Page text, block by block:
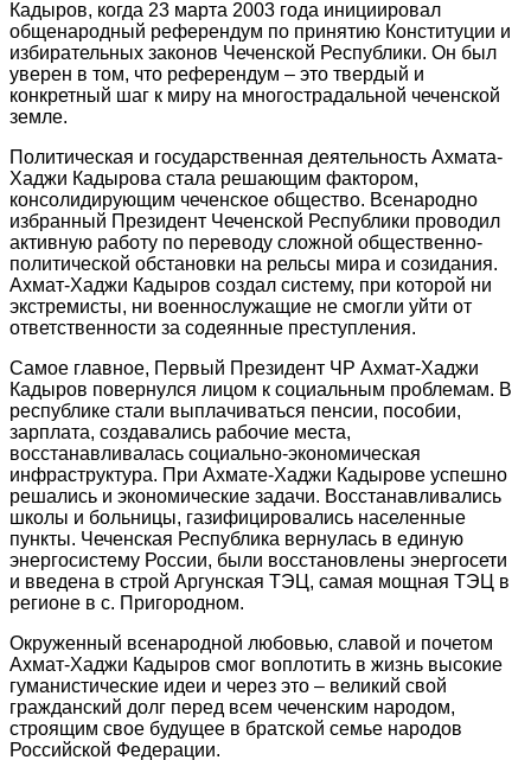
Кадыров, когда 23 марта 2003 года инициировал
общенародный референдум по принятию Конституции и
избирательных законов Чеченской Республики. Он был
уверен в том, что референдум – это твердый и
конкретный шаг к миру на многострадальной чеченской
земле.
Политическая и государственная деятельность Ахмата-
Хаджи Кадырова стала решающим фактором,
консолидирующим чеченское общество. Всенародно
избранный Президент Чеченской Республики проводил
активную работу по переводу сложной общественно-
политической обстановки на рельсы мира и созидания.
Ахмат-Хаджи Кадыров создал систему, при которой ни
экстремисты, ни военнослужащие не смогли уйти от
ответственности за содеянные преступления.
Самое главное, Первый Президент ЧР Ахмат-Хаджи
Кадыров повернулся лицом к социальным проблемам. В
республике стали выплачиваться пенсии, пособии,
зарплата, создавались рабочие места,
восстанавливалась социально-экономическая
инфраструктура. При Ахмате-Хаджи Кадырове успешно
решались и экономические задачи. Восстанавливались
школы и больницы, газифицировались населенные
пункты. Чеченская Республика вернулась в единую
энергосистему России, были восстановлены энергосети
и введена в строй Аргунская ТЭЦ, самая мощная ТЭЦ в
регионе в с. Пригородном.
Окруженный всенародной любовью, славой и почетом
Ахмат-Хаджи Кадыров смог воплотить в жизнь высокие
гуманистические идеи и через это – великий свой
гражданский долг перед всем чеченским народом,
строящим свое будущее в братской семье народов
Российской Федерации.